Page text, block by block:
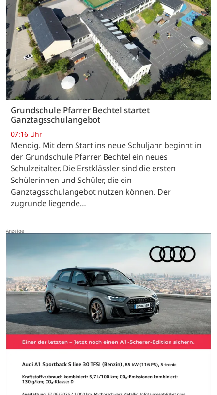
Grundschule Pfarrer Bechtel startet
Ganztagsschulangebot
07:16 Uhr
Mendig. Mit dem Start ins neue Schuljahr beginnt in
der Grundschule Pfarrer Bechtel ein neues
Schulzeitalter. Die Erstklässler sind die ersten
Schülerinnen und Schüler, die ein
Ganztagsschulangebot nutzen können. Der
zugrunde liegende…